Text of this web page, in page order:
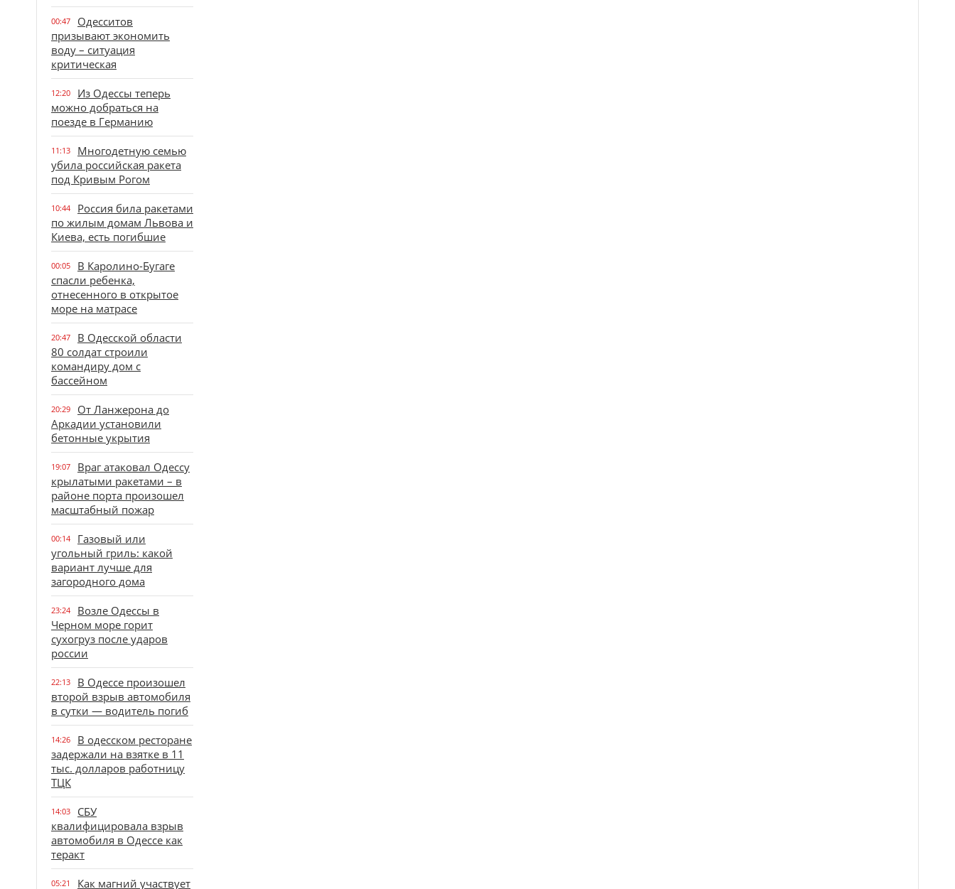
00:47
Одесситов
призывают экономить
воду – ситуация
критическая
12:20
Из Одессы теперь
можно добраться на
поезде в Германию
11:13
Многодетную семью
убила российская ракета
под Кривым Рогом
10:44
Россия била ракетами
по жилым домам Львова и
Киева, есть погибшие
00:05
В Каролино-Бугаге
спасли ребенка,
отнесенного в открытое
море на матрасе
20:47
В Одесской области
80 солдат строили
командиру дом с
бассейном
20:29
От Ланжерона до
Аркадии установили
бетонные укрытия
19:07
Враг атаковал Одессу
крылатыми ракетами – в
районе порта произошел
масштабный пожар
00:14
Газовый или
угольный гриль: какой
вариант лучше для
загородного дома
23:24
Возле Одессы в
Черном море горит
сухогруз после ударов
россии
22:13
В Одессе произошел
второй взрыв автомобиля
в сутки — водитель погиб
14:26
В одесском ресторане
задержали на взятке в 11
тыс. долларов работницу
ТЦК
14:03
СБУ
квалифицировала взрыв
автомобиля в Одессе как
теракт
05:21 Как магний участвует